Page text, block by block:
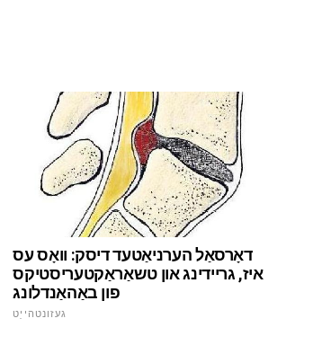
דאָרסאַל הערניאַטעד דיסק: וואָס עס
איז, גריידינג און טשאַראַקטעריסטיקס
פון באַהאַנדלונג
געזונטהייַט